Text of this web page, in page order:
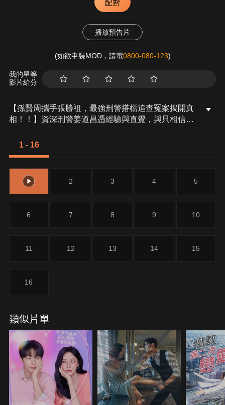
播放預告片
(如欲申裝MOD，請電0800-080-123)
我的星等
影片給分
【孫賢周攜手張勝祖，最強刑警搭檔追查冤案揭開真
相！！】資深刑警姜道昌憑經驗與直覺，與只相信證
異，從衝突到合作，逐漸建立默契。面對五年前女高
兇。
1 - 16
1 2 3 4 5
6 7 8 9 10
11 12 13 14 15
16
類似片單